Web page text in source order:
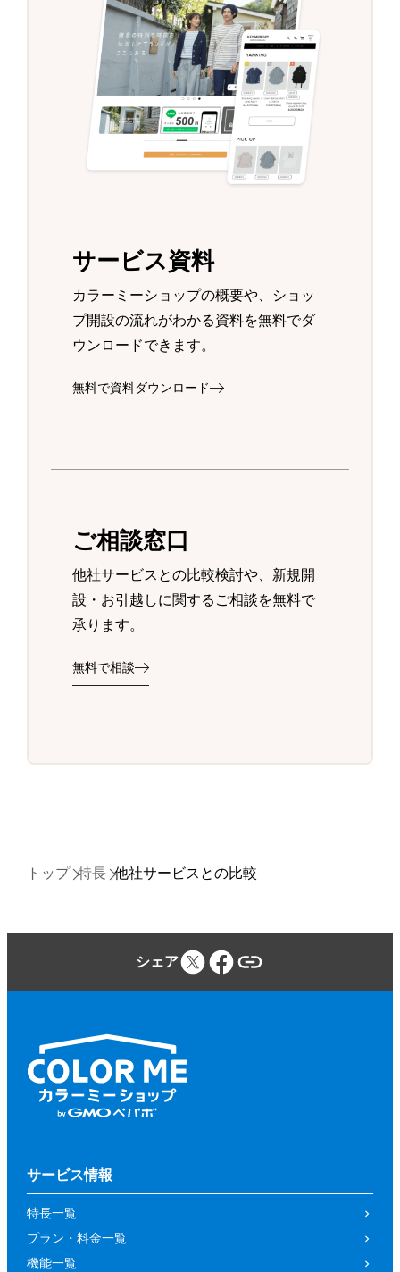
サービス資料
カラーミーショップの概要や、ショッ
プ開設の流れがわかる資料を無料でダ
ウンロードできます。
無料で資料ダウンロード
ご相談窓口
他社サービスとの比較検討や、新規開
設・お引越しに関するご相談を無料で
承ります。
無料で相談
トップ 特長 他社サービスとの比較
シェア
サービス情報
特長一覧
プラン・料金一覧
機能一覧